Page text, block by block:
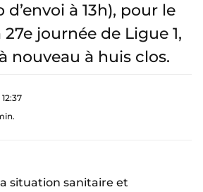
à 13h), pour le
journée de Ligue 1,
nouveau à huis clos.
situation sanitaire et